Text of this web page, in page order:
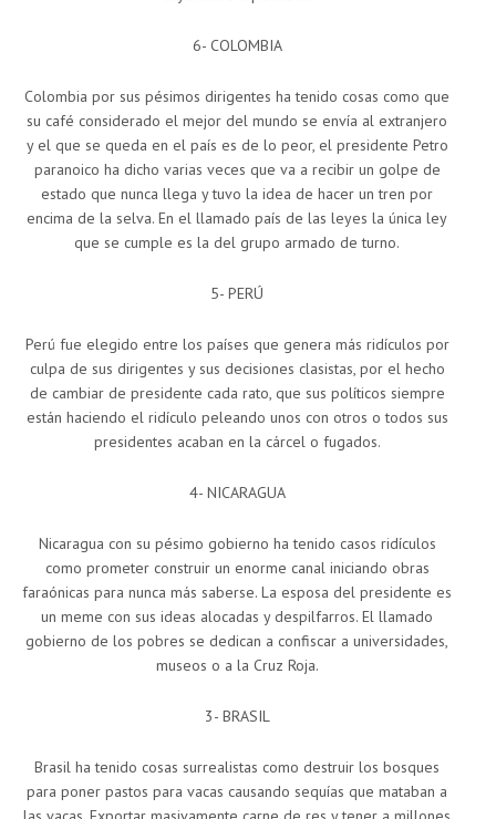
6- COLOMBIA
Colombia por sus pésimos dirigentes ha tenido cosas como que
su café considerado el mejor del mundo se envía al extranjero
y el que se queda en el país es de lo peor, el presidente Petro
paranoico ha dicho varias veces que va a recibir un golpe de
estado que nunca llega y tuvo la idea de hacer un tren por
encima de la selva. En el llamado país de las leyes la única ley
que se cumple es la del grupo armado de turno.
5- PERÚ
Perú fue elegido entre los países que genera más ridículos por
culpa de sus dirigentes y sus decisiones clasistas, por el hecho
de cambiar de presidente cada rato, que sus políticos siempre
están haciendo el ridículo peleando unos con otros o todos sus
presidentes acaban en la cárcel o fugados.
4- NICARAGUA
Nicaragua con su pésimo gobierno ha tenido casos ridículos
como prometer construir un enorme canal iniciando obras
faraónicas para nunca más saberse. La esposa del presidente es
un meme con sus ideas alocadas y despilfarros. El llamado
gobierno de los pobres se dedican a confiscar a universidades,
museos o a la Cruz Roja.
3- BRASIL
Brasil ha tenido cosas surrealistas como destruir los bosques
para poner pastos para vacas causando sequías que mataban a